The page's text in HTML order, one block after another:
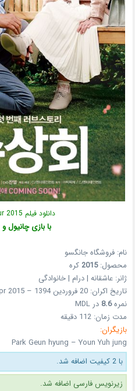
دانلود فیلم Salute D’Amour 2015
با بازی
نام: فروشگاه جانگسو
محصول:2015 کره
ژانر: عاشقانه | درام | خانوادگی
تاریخ اکران: 20 فروردین 1394 – 09Apr 2015
نمره8.6 در MDL
مدت زمان: 112 دقیقه
بازیگران:
Park Geun hyung – Youn Yuh jung
با 2 کیفیت اضافه شد.
زیرنویس فارسی اضافه شد.